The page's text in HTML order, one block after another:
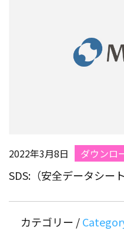
2022年3月8日 ダウンロ
SDS:（安全データシート
カテゴリー /